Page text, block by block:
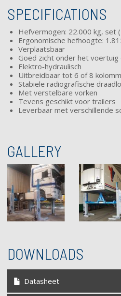
SPECIFICATIONS
Hefvermogen: 22.000 kg, set
Ergonomische hefhoogte:
Verplaatsbaar
Goed zicht onder het voertuig
Elektro-hydraulisch
Uitbreidbaar tot 6 of 8
Stabiele radiografische
Met verstelbare vorken
Tevens geschikt voor trailers
Leverbaar met verschillende
GALLERY
DOWNLOADS
Datasheet